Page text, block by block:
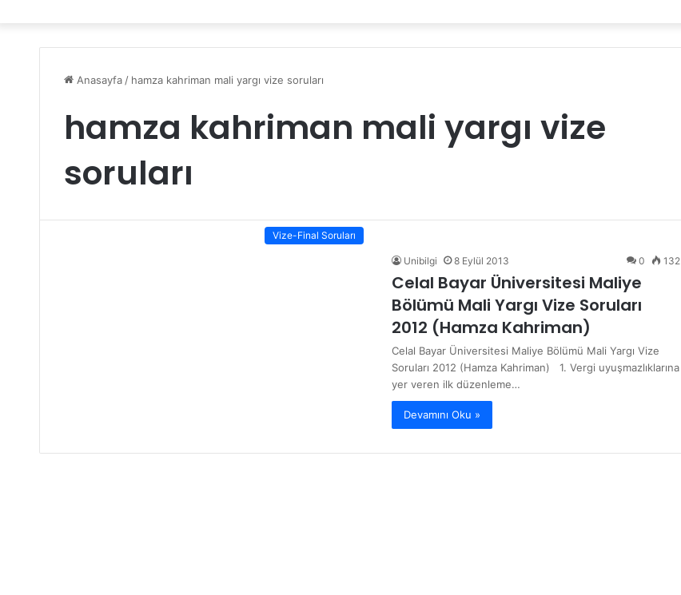
Anasayfa / hamza kahriman mali yargı vize soruları
hamza kahriman mali yargı vize
soruları
Vize-Final Soruları
Unibilgi 8 Eylül 2013 0 132
Celal Bayar Üniversitesi Maliye
Bölümü Mali Yargı Vize Soruları
2012 (Hamza Kahriman)
Celal Bayar Üniversitesi Maliye Bölümü Mali Yargı Vize
Soruları 2012 (Hamza Kahriman) 1. Vergi uyuşmazlıklarına
yer veren ilk düzenleme…
Devamını Oku »